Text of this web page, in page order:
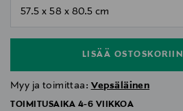
LISÄÄ OSTOSKORIIN
Myy ja toimittaa: Vepsäläinen
TOIMITUSAIKA 4-6 VIIKKOA